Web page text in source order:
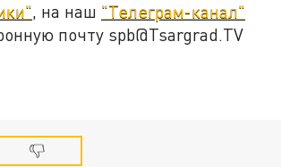
, на наш "Телеграм-канал"
почту spb@Tsargrad.TV